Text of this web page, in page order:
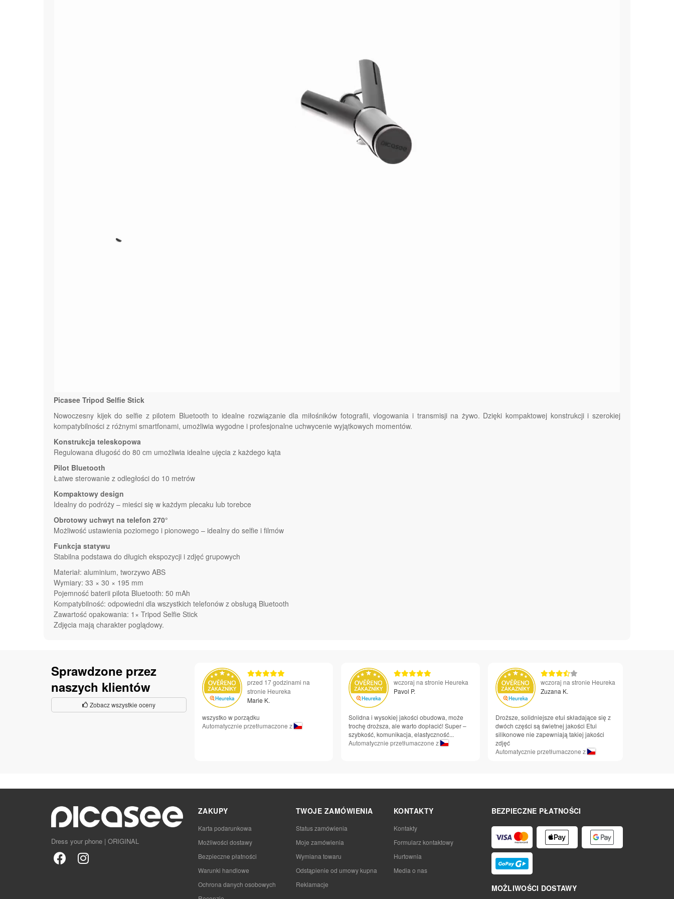
Picasee Tripod Selfie Stick
Nowoczesny kijek do selfie z pilotem Bluetooth to idealne rozwiązanie dla miłośników fotografii, vlogowania i transmisji na żywo. Dzięki kompaktowej konstrukcji i szerokiej
kompatybilności z różnymi smartfonami, umożliwia wygodne i profesjonalne uchwycenie wyjątkowych momentów.
Konstrukcja teleskopowa
Regulowana długość do 80 cm umożliwia idealne ujęcia z każdego kąta
Pilot Bluetooth
Łatwe sterowanie z odległości do 10 metrów
Kompaktowy design
Idealny do podróży – mieści się w każdym plecaku lub torebce
Obrotowy uchwyt na telefon 270°
Możliwość ustawienia poziomego i pionowego – idealny do selfie i filmów
Funkcja statywu
Stabilna podstawa do długich ekspozycji i zdjęć grupowych
Materiał: aluminium, tworzywo ABS
Wymiary: 33 × 30 × 195 mm
Pojemność baterii pilota Bluetooth: 50 mAh
Kompatybilność: odpowiedni dla wszystkich telefonów z obsługą Bluetooth
Zawartość opakowania: 1× Tripod Selfie Stick
Zdjęcia mają charakter poglądowy.
Sprawdzone przez
naszych klientów
Zobacz wszystkie oceny
przed 17 godzinami na
stronie Heureka
Marie K.
wszystko w porządku
Automatycznie przetłumaczone z
wczoraj na stronie Heureka
Pavol P.
Solidna i wysokiej jakości obudowa, może
trochę droższa, ale warto dopłacić! Super –
szybkość, komunikacja, elastyczność...
Automatycznie przetłumaczone z
wczoraj na stronie Heureka
Zuzana K.
Droższe, solidniejsze etui składające się z
dwóch części są świetnej jakości Etui
silikonowe nie zapewniają takiej jakości
zdjęć
Automatycznie przetłumaczone z
Dress your phone | ORIGINAL
BEZPIECZNE PŁATNOŚCI
MOŻLIWOŚCI DOSTAWY
ZAKUPY
Karta podarunkowa
Możliwości dostawy
Bezpieczne płatności
Warunki handlowe
Ochrona danych osobowych
TWOJE ZAMÓWIENIA
Status zamówienia
Moje zamówienia
Wymiana towaru
Odstąpienie od umowy kupna
Reklamacje
KONTAKTY
Kontakty
Formularz kontaktowy
Hurtownia
Media o nas